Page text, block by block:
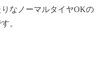
なノーマルタイヤOKの
。